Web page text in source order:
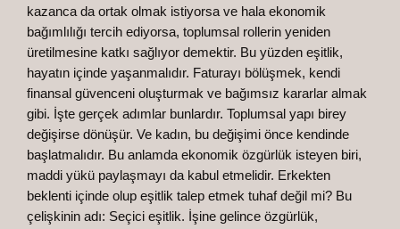
kazanca da ortak olmak istiyorsa ve hala ekonomik
bağımlılığı tercih ediyorsa, toplumsal rollerin yeniden
üretilmesine katkı sağlıyor demektir. Bu yüzden eşitlik,
hayatın içinde yaşanmalıdır. Faturayı bölüşmek, kendi
finansal güvenceni oluşturmak ve bağımsız kararlar almak
gibi. İşte gerçek adımlar bunlardır. Toplumsal yapı birey
değişirse dönüşür. Ve kadın, bu değişimi önce kendinde
başlatmalıdır. Bu anlamda ekonomik özgürlük isteyen biri,
maddi yükü paylaşmayı da kabul etmelidir. Erkekten
beklenti içinde olup eşitlik talep etmek tuhaf değil mi? Bu
çelişkinin adı: Seçici eşitlik. İşine gelince özgürlük,